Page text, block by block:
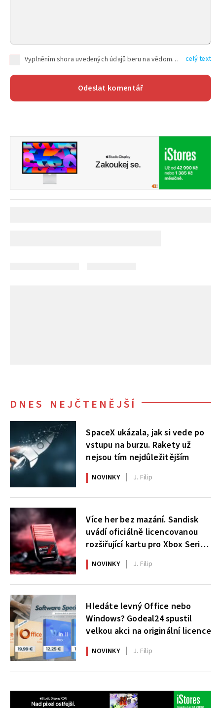
Vyplněním shora uvedených údajů beru na vědomí, že společnost TEXT FACTORY s.r.o., sídlem Brno, Durďákova 336/29, Černá Pole, PSČ: 613 00, IČ: 06157831, zapsané u Krajského soudu v Brně, oddíl C, vložka 100399, bude zpracovávat mé osobní údaje uvedené v rámci mnou vyplněného registračního formuláře na základě oprávněných zájmů TEXT FACTORY s.r.o. dle čl. 6 odst. 1 písm. f) GDPR a pro splnění právních povinností (čl. 6 odst. 1 písm. c) GDPR), a to pro tyto účely: nezbytnost zajistit oprávnění návštěvníka webových stránek provozovaných společností TEXT FACTORY s.r.o. přispívat aktivně ke zveřejněným článkům nebo v rámci diskusních fór a výkon práv TEXT FACTORY s.r.o. jako administrátora těchto diskusních fór. Více informací o zpracování osobních údajů a právech lze nalézt v celý text
DNES NEJČTENĚJŠÍ
SpaceX ukázala, jak si vede po
vstupu na burzu. Rakety už
nejsou tím nejdůležitějším
NOVINKY J. Filip
Více her bez mazání. Sandisk
uvádí oficiálně licencovanou
rozšiřující kartu pro Xbox Series
X|S
NOVINKY J. Filip
Hledáte levný Office nebo
Windows? Godeal24 spustil
velkou akci na originální licence
NOVINKY J. Filip